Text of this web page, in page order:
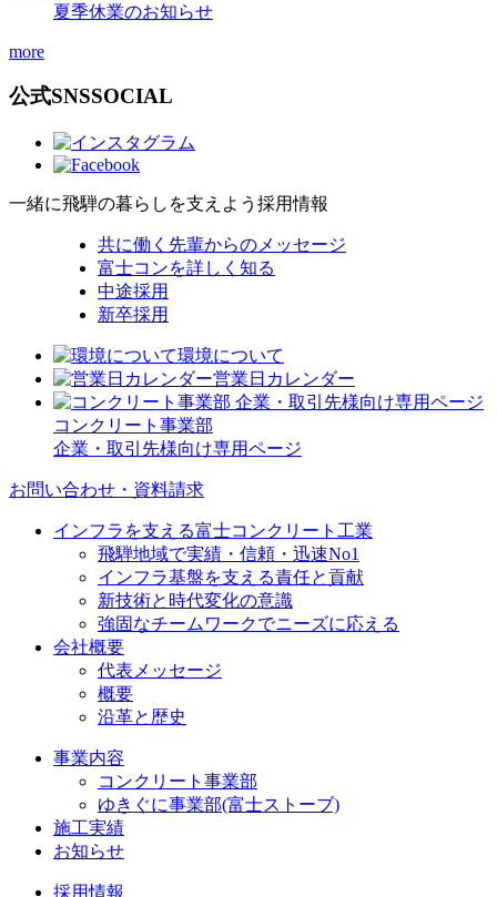
夏季休業のお知らせ
more
公式SNSSOCIAL
一緒に飛騨の暮らしを支えよう 採用情報
共に働く先輩からのメッセージ
富士コンを詳しく知る
中途採用
新卒採用
環境について
営業日カレンダー
コンクリート事業部
企業・取引先様向け専用ページ
お問い合わせ・資料請求
インフラを支える富士コンクリート工業
飛騨地域で実績・信頼・迅速No1
インフラ基盤を支える責任と貢献
新技術と時代変化の意識
強固なチームワークでニーズに応える
会社概要
代表メッセージ
概要
沿革と歴史
事業内容
コンクリート事業部
ゆきぐに事業部(富士ストーブ)
施工実績
お知らせ
採用情報